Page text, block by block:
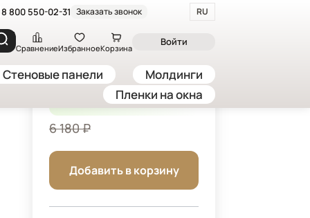
8 800 550-02-31 Заказать звонок RU
СравнениеИзбранноеКорзина
Войти
Стеновые панели
Молдинги
Пленки на окна
"Пейзаж. Цветы", 300*283 см, серый, золотой
5 253 ₽/ шт -15%
6 180 ₽
Добавить в корзину